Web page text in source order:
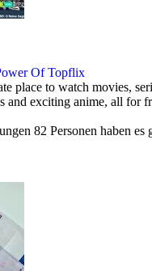
Of Topflix
place to watch movies,
and exciting anime, all
82 Personen haben es